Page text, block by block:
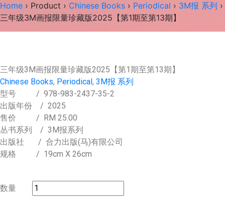
Home › Product › Chinese Books › Periodical › 3M报 系列 ›
三年级3M画报限量珍藏版2025【第1期至第13期】
三年级3M画报限量珍藏版2025【第1期至第13期】
Chinese Books, Periodical, 3M报 系列
型号 / 978-983-2437-35-2
出版年份 / 2025
售价 / RM 25.00
丛书系列 / 3M报系列
出版社 / 合力出版(马)有限公司
规格 / 19cm X 26cm
数量